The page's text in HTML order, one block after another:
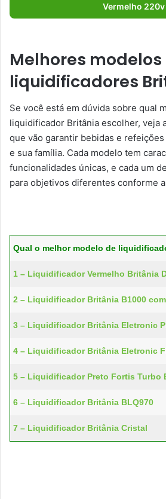
Vermelho 220v
Melhores modelos
liquidificadores
Se você está em dúvida sobre qual
liquidificador Britânia escolher, veja
que vão garantir bebidas e
e sua família. Cada modelo tem
funcionalidades únicas, e cada um
para objetivos diferentes conforme
Qual o melhor modelo de
1 – Liquidificador Vermelho Britânia
2 – Liquidificador Britânia B1000
3 – Liquidificador Britânia Eletronic
4 – Liquidificador Britânia Eletronic
5 – Liquidificador Preto Fortis Turbo
6 – Liquidificador Britânia BLQ970
7 – Liquidificador Britânia Cristal